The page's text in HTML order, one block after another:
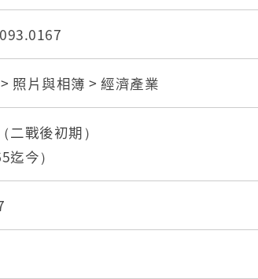
照片與相簿 > 經濟產業
二戰後初期）
今）